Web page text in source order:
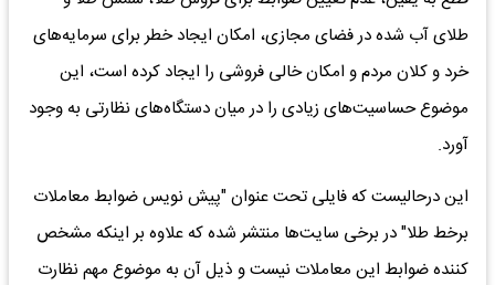
طلای آب شده در فضای مجازی، امکان ایجاد خطر برای سرمایه‌های
خرد و کلان مردم و امکان خالی فروشی را ایجاد کرده است، این
موضوع حساسیت‌های زیادی را در میان دستگاه‌های نظارتی به وجود
آورد.
این درحالیست که فایلی تحت عنوان "پیش نویس ضوابط معاملات
برخط طلا" در برخی سایت‌ها منتشر شده که علاوه‌ بر اینکه مشخص
کننده ضوابط این معاملات نیست و ذیل آن به موضوع مهم نظارت